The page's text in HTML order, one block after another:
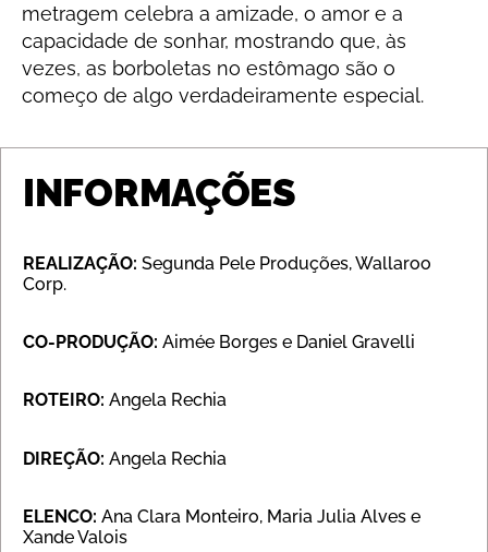
metragem celebra a amizade, o amor e a
capacidade de sonhar, mostrando que, às
vezes, as borboletas no estômago são o
começo de algo verdadeiramente especial.
INFORMAÇÕES
REALIZAÇÃO: Segunda Pele Produções, Wallaroo
Corp.
CO-PRODUÇÃO: Aimée Borges e Daniel Gravelli
ROTEIRO: Angela Rechia
DIREÇÃO: Angela Rechia
ELENCO: Ana Clara Monteiro, Maria Julia Alves e
Xande Valois